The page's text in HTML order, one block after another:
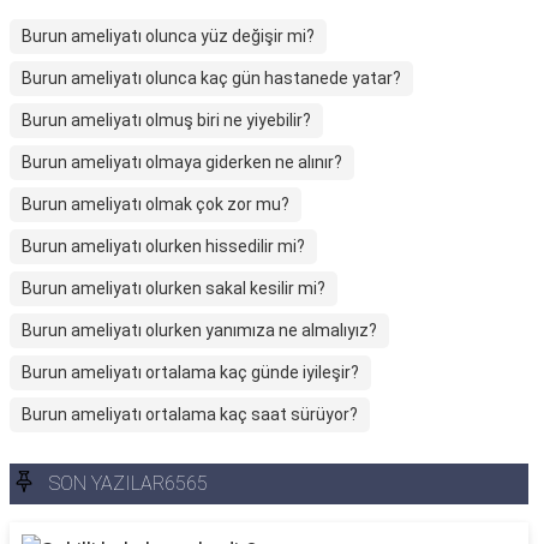
Burun ameliyatı olunca yüz değişir mi?
Burun ameliyatı olunca kaç gün hastanede yatar?
Burun ameliyatı olmuş biri ne yiyebilir?
Burun ameliyatı olmaya giderken ne alınır?
Burun ameliyatı olmak çok zor mu?
Burun ameliyatı olurken hissedilir mi?
Burun ameliyatı olurken sakal kesilir mi?
Burun ameliyatı olurken yanımıza ne almalıyız?
Burun ameliyatı ortalama kaç günde iyileşir?
Burun ameliyatı ortalama kaç saat sürüyor?
SON YAZILAR6565